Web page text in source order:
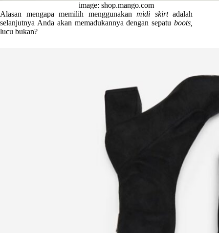
image: shop.mango.com
Alasan mengapa memilih menggunakanmidi skirtadalah
selanjutnya Anda akan memadukannya dengan sepatuboots,
lucu bukan?